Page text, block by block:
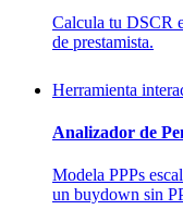
Calcula tu DSCR
de prestamista.
Herramienta
Analizador de
Modela PPPs
un buydown sin